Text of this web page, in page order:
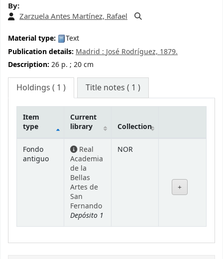
By:
Zarzuela Antes Martínez, Rafael
Material type:
Text
Publication details: Madrid : José Rodríguez, 1879.
Description: 26 p. ; 20 cm
Holdings ( 1 ) Title notes ( 1 )
Holdings
Item
type
Current
library
Collection
Fondo
antiguo
Real
Academia
de la
Bellas
Artes de
San
Fernando
Depósito 1
NOR